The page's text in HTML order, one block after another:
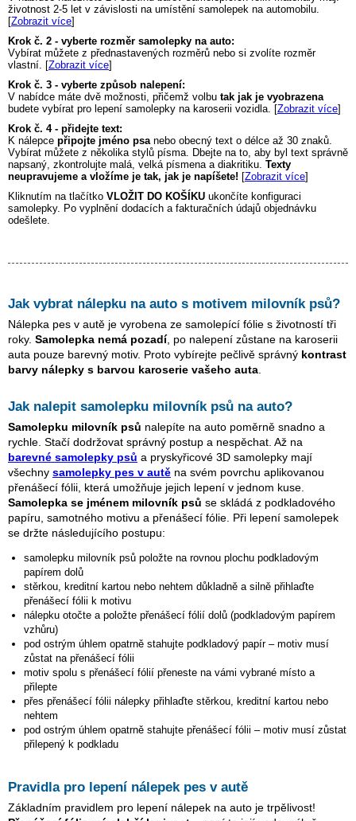
životnost 2-5 let v závislosti na umístění samolepek na automobilu.
[Zobrazit více]
Krok č. 2 - vyberte rozměr samolepky na auto:
Vybírat můžete z přednastavených rozměrů nebo si zvolíte rozměr
vlastní. [Zobrazit více]
Krok č. 3 - vyberte způsob nalepení:
V nabídce máte dvě možnosti, přičemž volbu tak jak je vyobrazena
budete vybírat pro lepení samolepky na karoserii vozidla. [Zobrazit více]
Krok č. 4 - přidejte text:
K nálepce připojte jméno psa nebo obecný text o délce až 30 znaků.
Vybírat můžete z několika stylů písma. Dbejte na to, aby byl text správně
napsaný, zkontrolujte malá, velká písmena a diakritiku. Texty
neupravujeme a vložíme je tak, jak je napíšete! [Zobrazit více]
Kliknutím na tlačítko VLOŽIT DO KOŠÍKU ukončíte konfiguraci
samolepky. Po vyplnění dodacích a fakturačních údajů objednávku
odešlete.
Jak vybrat nálepku na auto s motivem milovník psů?
Nálepka pes v autě je vyrobena ze samolepící fólie s životností tři
roky. Samolepka nemá pozadí, po nalepení zůstane na karoserii
auta pouze barevný motiv. Proto vybírejte pečlivě správný kontrast
barvy nálepky s barvou karoserie vašeho auta
Jak nalepit samolepku milovník psů na auto?
Samolepku milovník psů nalepíte na auto poměrně snadno a
rychle. Stačí dodržovat správný postup a nespěchat. Až na
barevné samolepky psů a pryskyřicové 3D samolepky mají
všechny samolepky pes v autě na svém povrchu aplikovanou
přenášecí fólii, která umožňuje jejich lepení v jednom kuse.
Samolepka se jménem milovník psů se skládá z podkladového
papíru, samotného motivu a přenášecí fólie. Při lepení samolepek
se držte následujícího postupu:
samolepku milovník psů položte na rovnou plochu podkladovým
papírem dolů
stěrkou, kreditní kartou nebo nehtem důkladně a silně přihlaďte
přenášecí fólii k motivu
nálepku otočte a položte přenášecí fólií dolů (podkladovým papírem
vzhůru)
pod ostrým úhlem opatrně stahujte podkladový papír – motiv musí
zůstat na přenášecí fólii
motiv spolu s přenášecí fólií přeneste na vámi vybrané místo a
přilepte
přes přenášecí fólii nálepky přihlaďte stěrkou, kreditní kartou nebo
nehtem
pod ostrým úhlem opatrně stahujte přenášecí fólii – motiv musí zůstat
přilepený k podkladu
Pravidla pro lepení nálepek pes v autě
Základním pravidlem pro lepení nálepek na auto je trpělivost!